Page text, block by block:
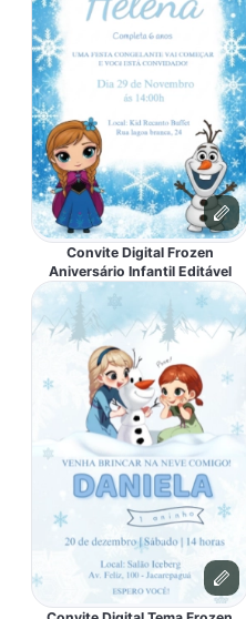
Convite Digital Frozen
Aniversário Infantil Editável